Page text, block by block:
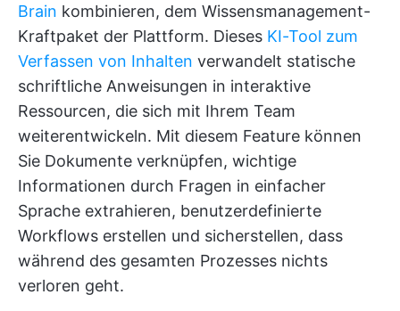
Brain kombinieren, dem Wissensmanagement-
Kraftpaket der Plattform. Dieses KI-Tool zum
Verfassen von Inhalten verwandelt statische
schriftliche Anweisungen in interaktive
Ressourcen, die sich mit Ihrem Team
weiterentwickeln. Mit diesem Feature können
Sie Dokumente verknüpfen, wichtige
Informationen durch Fragen in einfacher
Sprache extrahieren, benutzerdefinierte
Workflows erstellen und sicherstellen, dass
während des gesamten Prozesses nichts
verloren geht.